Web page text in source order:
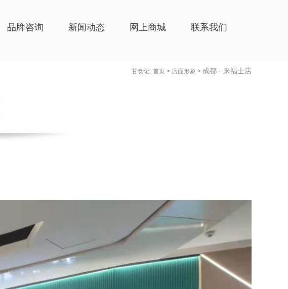
品牌咨询 新闻动态 网上商城 联系我们
甘食记: 首页 > 店面形象 > 成都 · 来福士店